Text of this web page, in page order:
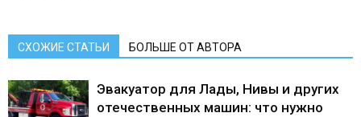
СХОЖИЕ СТАТЬИ БОЛЬШЕ ОТ АВТОРА
Эвакуатор для Лады, Нивы и других
отечественных машин: что нужно